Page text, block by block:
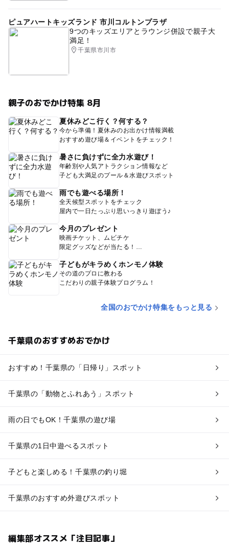
ピュアハートキッズランド 市川コルトンプラザ
9つのキッズエリアとラウンジ併設で親子大
満足！
千葉県市川市
親子のおでかけ特集 8月
夏休みどこ行く？何する？
今から準備！夏休みのお出かけ情報満載
おすすめ遊び場＆イベントをチェック！
暑さに負けずに全力水遊び！
年齢別や人気アトラクション情報など
子ども大満足のプール＆水遊びスポット
雨でも遊べる場所！
全天候型スポットをチェック
屋内で一日たっぷり思いっきり遊ぼう♪
今月のプレゼント
映画チケット、ムビチケ
限定グッズなどが当たる！
子どもがキラめくホンモノ体験
その道のプロに教わる
こだわりの親子体験プログラム！
全国のおでかけ特集をもっと見る
千葉県のおすすめおでかけ
おすすめ！千葉県の「日帰り」スポット
千葉県の「動物とふれあう」スポット
雨の日でもOK！千葉県の遊び場
千葉県の1日中遊べるスポット
子どもと楽しめる！千葉県の釣り堀
千葉県のおすすめ外遊びスポット
編集部オススメ「注目記事」